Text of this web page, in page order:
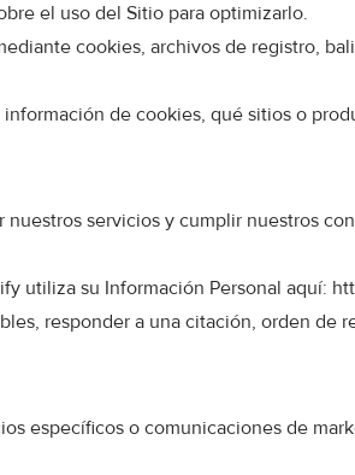
el uso del Sitio para optimizarlo.
cookies, archivos de registro,
de cookies, qué sitios o
servicios y cumplir nuestros
utiliza su Información Personal aquí:
responder a una citación, orden de
específicos o comunicaciones de